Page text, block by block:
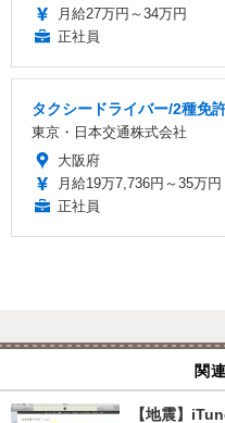
月給27万円～34万円
正社員
タクシードライバー/2種免
東京・日本交通株式会社
大阪府
月給19万7,736円～35万円
正社員
関
【地震】